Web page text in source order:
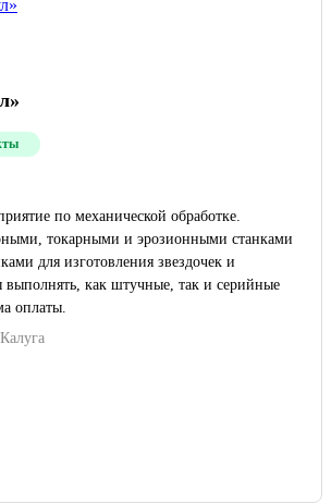
по механической обработке.
токарными и эрозионными станками
для изготовления звездочек и
выполнять, как штучные, так и серийные
оплаты.